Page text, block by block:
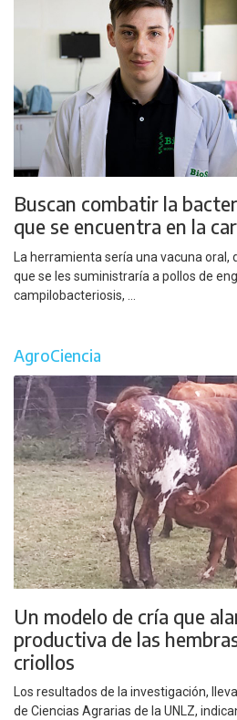
Buscan combatir la
que se encuentra en la
La herramienta sería una vacuna oral,
que se les suministraría a pollos de
campilobacteriosis, ...
AgroCiencia
Un modelo de cría que
productiva de las
criollos
Los resultados de la investigación,
de Ciencias Agrarias de la UNLZ,